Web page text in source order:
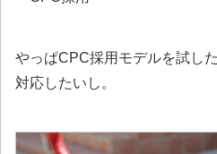
やっぱCPC採用モデルを試し
対応したいし。